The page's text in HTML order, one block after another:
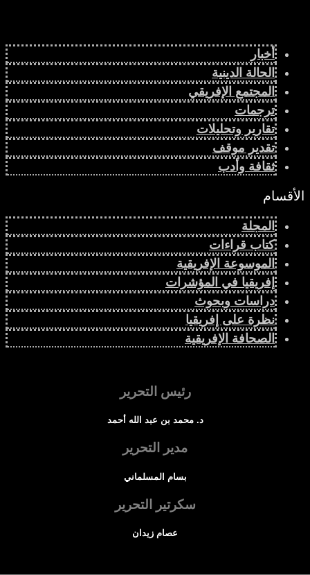
أخبار
الحالة الدينية
المجتمع الإفريقي
ترجمات
تقارير وتحليلات
تقدير موقف
ثقافة وأدب
الأقسام
المجلة
كتاب قراءات
الموسوعة الإفريقية
إفريقيا في المؤشرات
دراسات وبحوث
نظرة على إفريقيا
الصحافة الإفريقية
رئيس التحرير
د. محمد بن عبد الله أحمد
مدير التحرير
بسام المسلماني
سكرتير التحرير
عصام زيدان